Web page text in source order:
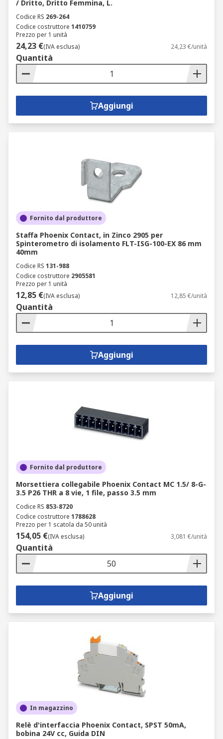
/ Dritto, Dritto Femmina, L.
Codice RS 269-264
Codice costruttore 1410759
Prezzo per 1 unità
24,23 €(IVA esclusa) 24,23 €/unità
Quantità
Aggiungi
Fornito dal produttore
Staffa Phoenix Contact, in Zinco 2905 per
Spinterometro di isolamento FLT-ISG-100-EX 86 mm
40mm
Codice RS 131-988
Codice costruttore 2905581
Prezzo per 1 unità
12,85 €(IVA esclusa) 12,85 €/unità
Quantità
Aggiungi
Fornito dal produttore
Morsettiera collegabile Phoenix Contact MC 1.5/ 8-G-
3.5 P26 THR a 8 vie, 1 file, passo 3.5 mm
Codice RS 853-8720
Codice costruttore 1788628
Prezzo per 1 scatola da 50 unità
154,05 €(IVA esclusa) 3,081 €/unità
Quantità
Aggiungi
In magazzino
Relè d'interfaccia Phoenix Contact, SPST 50mA,
bobina 24V cc, Guida DIN